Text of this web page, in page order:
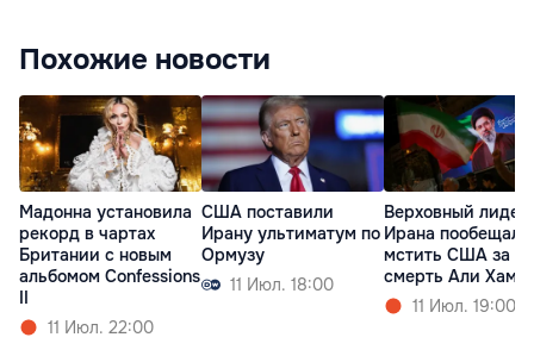
Похожие новости
Мадонна установила
рекорд в чартах
Британии с новым
альбомом Confessions
II
11 Июл. 22:00
США поставили
Ирану ультиматум по
Ормузу
11 Июл. 18:00
Верховный лидер
Ирана пообещал
мстить США за
смерть Али
11 Июл. 19:00